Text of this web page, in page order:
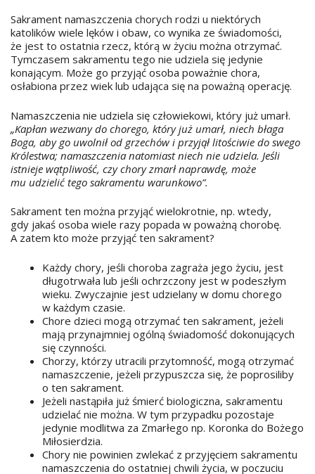
Sakrament namaszczenia chorych rodzi u niektórych
katolików wiele lęków i obaw, co wynika ze świadomości,
że jest to ostatnia rzecz, którą w życiu można otrzymać.
Tymczasem sakramentu tego nie udziela się jedynie
konającym. Może go przyjąć osoba poważnie chora,
osłabiona przez wiek lub udająca się na poważną operację.
Namaszczenia nie udziela się człowiekowi, który już umarł.
„Kapłan wezwany do chorego, który już umarł, niech błaga
Boga, aby go uwolnił od grzechów i przyjął litościwie do swego
Królestwa; namaszczenia natomiast niech nie udziela. Jeśli
istnieje wątpliwość, czy chory zmarł naprawdę, może
mu udzielić tego sakramentu warunkowo”.
Sakrament ten można przyjąć wielokrotnie, np. wtedy,
gdy jakaś osoba wiele razy popada w poważną chorobę.
A zatem kto może przyjąć ten sakrament?
Każdy chory, jeśli choroba zagraża jego życiu, jest
długotrwała lub jeśli ochrzczony jest w podeszłym
wieku. Zwyczajnie jest udzielany w domu chorego
w każdym czasie.
Chore dzieci mogą otrzymać ten sakrament, jeżeli
mają przynajmniej ogólną świadomość dokonujących
się czynności.
Chorzy, którzy utracili przytomność, mogą otrzymać
namaszczenie, jeżeli przypuszcza się, że poprosiliby
o ten sakrament.
Jeżeli nastąpiła już śmierć biologiczna, sakramentu
udzielać nie można. W tym przypadku pozostaje
jedynie modlitwa za Zmarłego np. Koronka do Bożego
Miłosierdzia.
Chory nie powinien zwlekać z przyjęciem sakramentu
namaszczenia do ostatniej chwili życia, w poczuciu